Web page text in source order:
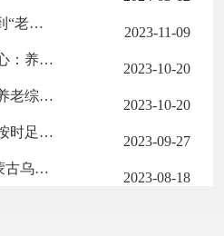
【视频】“老有所养”到“老有颐养” 多层次服务“享”品质养老
2023-11-09
乌海市人社局社保中心：养老保险关系跨制度转移提速办
2023-10-20
【媒体解读】海南区养老综合服务中心正式启用
2023-10-20
【社保服务进万家】按时足额发放待遇 保障群众欢度佳节
2023-09-27
中国劳动保障报 | 内蒙古乌海：村民乐享集体经济补助
2023-08-18